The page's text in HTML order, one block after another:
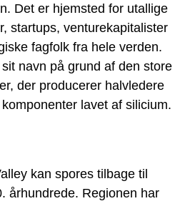
Det er hjemsted for utallige
startups, venturekapitalister
fagfolk fra hele verden.
navn på grund af den store
der producerer halvledere
lavet af silicium.
kan spores tilbage til
århundrede. Regionen har